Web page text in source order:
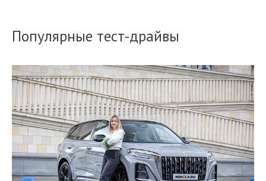
Популярные тест-драйвы